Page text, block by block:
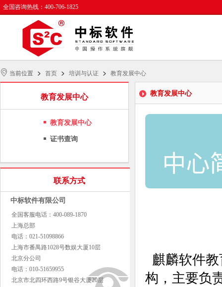
全国咨询热线：400-706-1825
当前位置 > 首页 > 培训与认证 > 教育发展中心
教育发展中心
教育发展中心
证书查询
联系方式
中标软件有限公司
全国客服电话：400-089-1870
上海总部
电话：021-51098866
上海市番禺路1028号数娱大厦10层
北京分公司
电话：010-51659955
北京市北四环西路9号银谷大厦20层
教育发展中心
麒麟软件
构，主要负